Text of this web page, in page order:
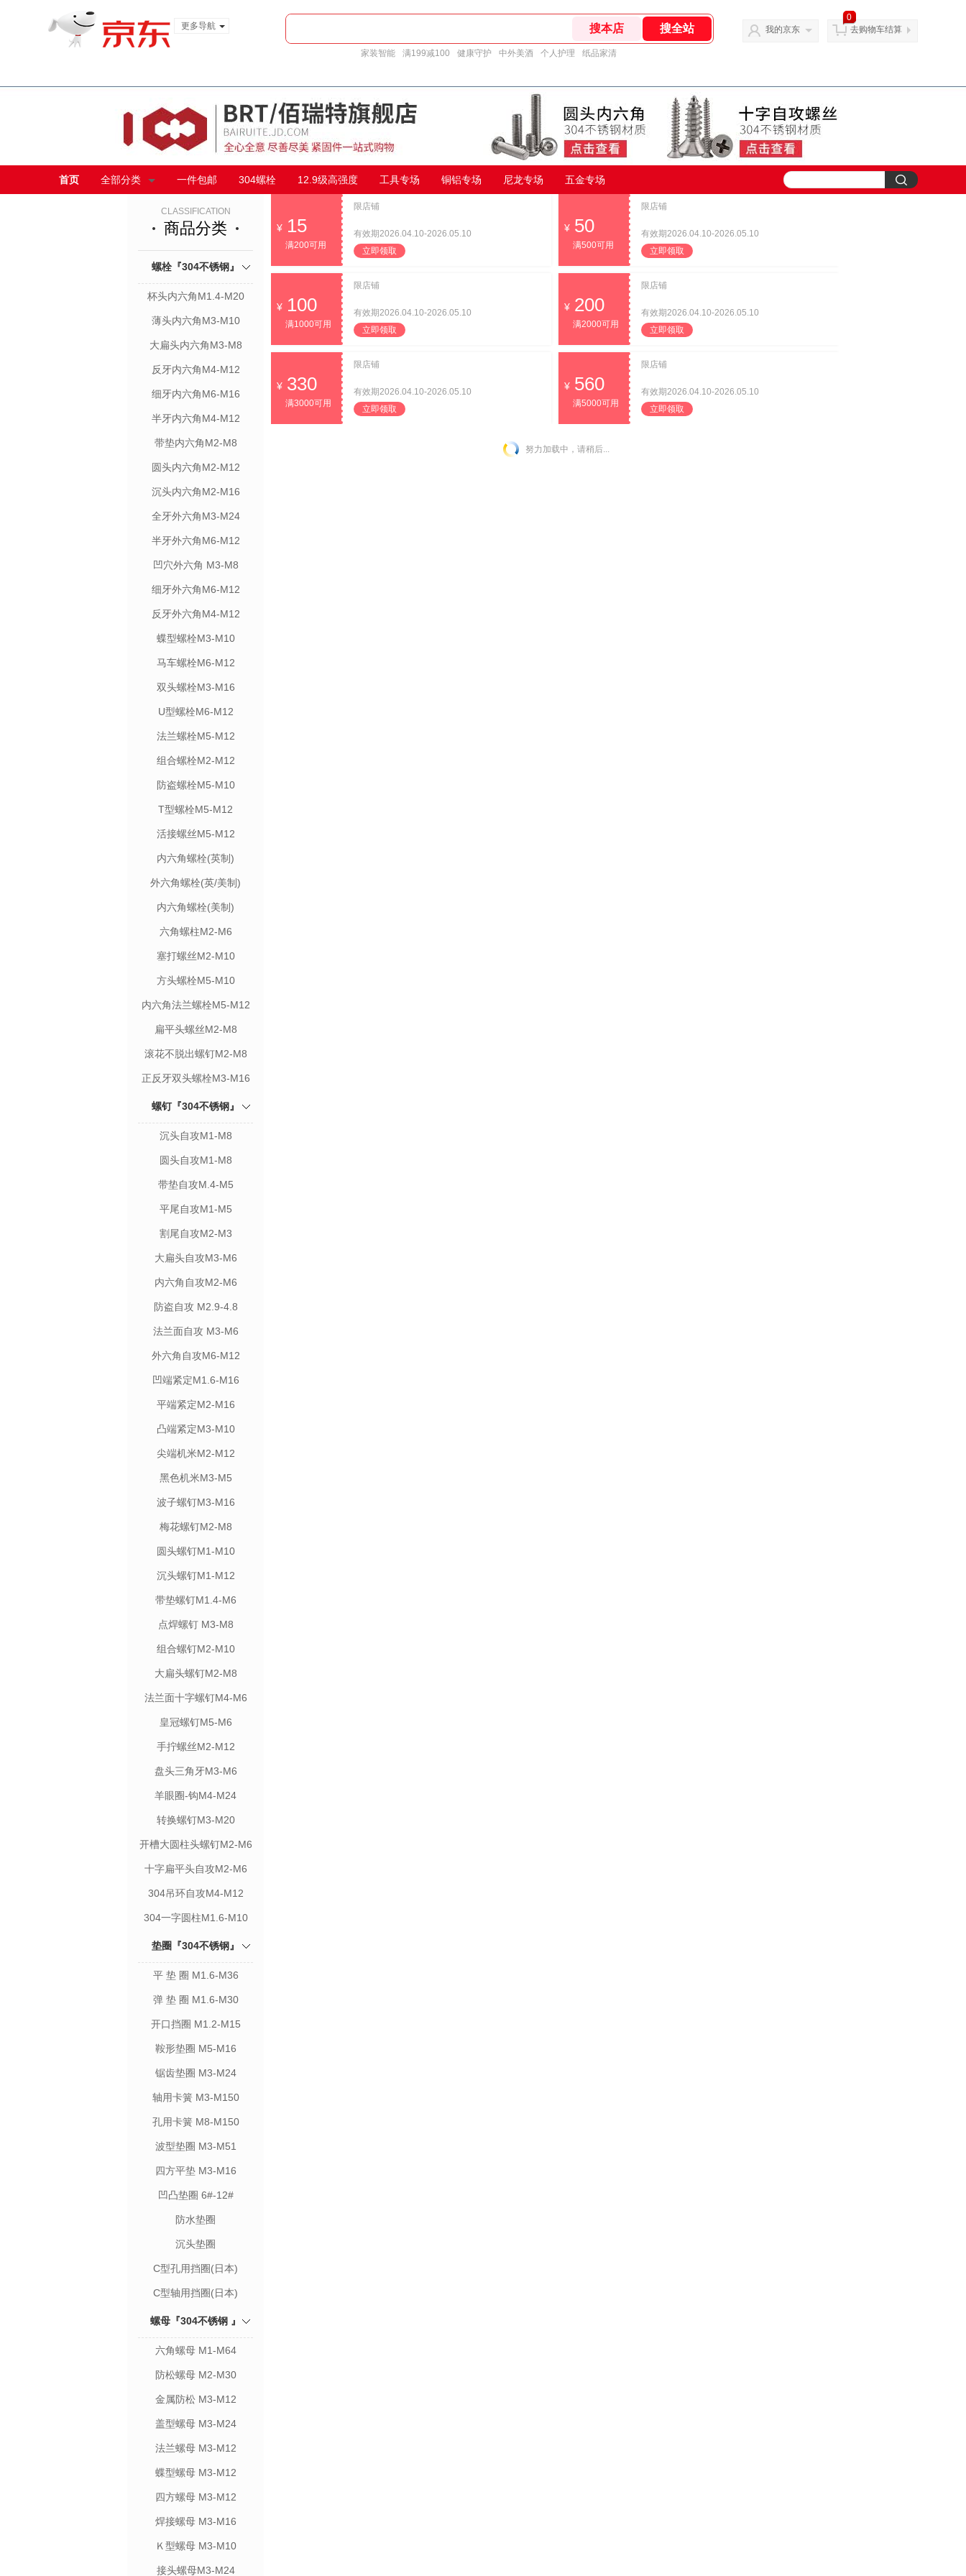
更多导航
家装智能 满199减100 健康守护 中外美酒 个人护理 纸品家清
我的京东
0
去购物车结算
首页 全部分类 一件包邮 304螺栓 12.9级高强度 工具专场 铜铝专场 尼龙专场 五金专场
CLASSIFICATION
商品分类
螺栓『304不锈钢』
杯头内六角M1.4-M20
薄头内六角M3-M10
大扁头内六角M3-M8
反牙内六角M4-M12
细牙内六角M6-M16
半牙内六角M4-M12
带垫内六角M2-M8
圆头内六角M2-M12
沉头内六角M2-M16
全牙外六角M3-M24
半牙外六角M6-M12
凹穴外六角 M3-M8
细牙外六角M6-M12
反牙外六角M4-M12
蝶型螺栓M3-M10
马车螺栓M6-M12
双头螺栓M3-M16
U型螺栓M6-M12
法兰螺栓M5-M12
组合螺栓M2-M12
防盗螺栓M5-M10
T型螺栓M5-M12
活接螺丝M5-M12
内六角螺栓(英制)
外六角螺栓(英/美制)
内六角螺栓(美制)
六角螺柱M2-M6
塞打螺丝M2-M10
方头螺栓M5-M10
内六角法兰螺栓M5-M12
扁平头螺丝M2-M8
滚花不脱出螺钉M2-M8
正反牙双头螺栓M3-M16
螺钉『304不锈钢』
沉头自攻M1-M8
圆头自攻M1-M8
带垫自攻M.4-M5
平尾自攻M1-M5
割尾自攻M2-M3
大扁头自攻M3-M6
内六角自攻M2-M6
防盗自攻 M2.9-4.8
法兰面自攻 M3-M6
外六角自攻M6-M12
凹端紧定M1.6-M16
平端紧定M2-M16
凸端紧定M3-M10
尖端机米M2-M12
黑色机米M3-M5
波子螺钉M3-M16
梅花螺钉M2-M8
圆头螺钉M1-M10
沉头螺钉M1-M12
带垫螺钉M1.4-M6
点焊螺钉 M3-M8
组合螺钉M2-M10
大扁头螺钉M2-M8
法兰面十字螺钉M4-M6
皇冠螺钉M5-M6
手拧螺丝M2-M12
盘头三角牙M3-M6
羊眼圈-钩M4-M24
转换螺钉M3-M20
开槽大圆柱头螺钉M2-M6
十字扁平头自攻M2-M6
304吊环自攻M4-M12
304一字圆柱M1.6-M10
垫圈『304不锈钢』
平 垫 圈 M1.6-M36
弹 垫 圈 M1.6-M30
开口挡圈 M1.2-M15
鞍形垫圈 M5-M16
锯齿垫圈 M3-M24
轴用卡簧 M3-M150
孔用卡簧 M8-M150
波型垫圈 M3-M51
四方平垫 M3-M16
凹凸垫圈 6#-12#
防水垫圈
沉头垫圈
C型孔用挡圈(日本)
C型轴用挡圈(日本)
螺母『304不锈钢 』
六角螺母 M1-M64
防松螺母 M2-M30
金属防松 M3-M12
盖型螺母 M3-M24
法兰螺母 M3-M12
蝶型螺母 M3-M12
四方螺母 M3-M12
焊接螺母 M3-M16
Ｋ型螺母 M3-M10
接头螺母M3-M24
15
满200可用
限店铺
有效期2026.04.10-2026.05.10
立即领取
50
满500可用
限店铺
有效期2026.04.10-2026.05.10
立即领取
100
满1000可用
限店铺
有效期2026.04.10-2026.05.10
立即领取
200
满2000可用
限店铺
有效期2026.04.10-2026.05.10
立即领取
330
满3000可用
限店铺
有效期2026.04.10-2026.05.10
立即领取
560
满5000可用
限店铺
有效期2026.04.10-2026.05.10
立即领取
努力加载中，请稍后...